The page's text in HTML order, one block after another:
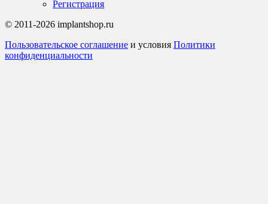
Регистрация
© 2011-2026 implantshop.ru
Пользовательское соглашение и условия Политики
конфиденциальности